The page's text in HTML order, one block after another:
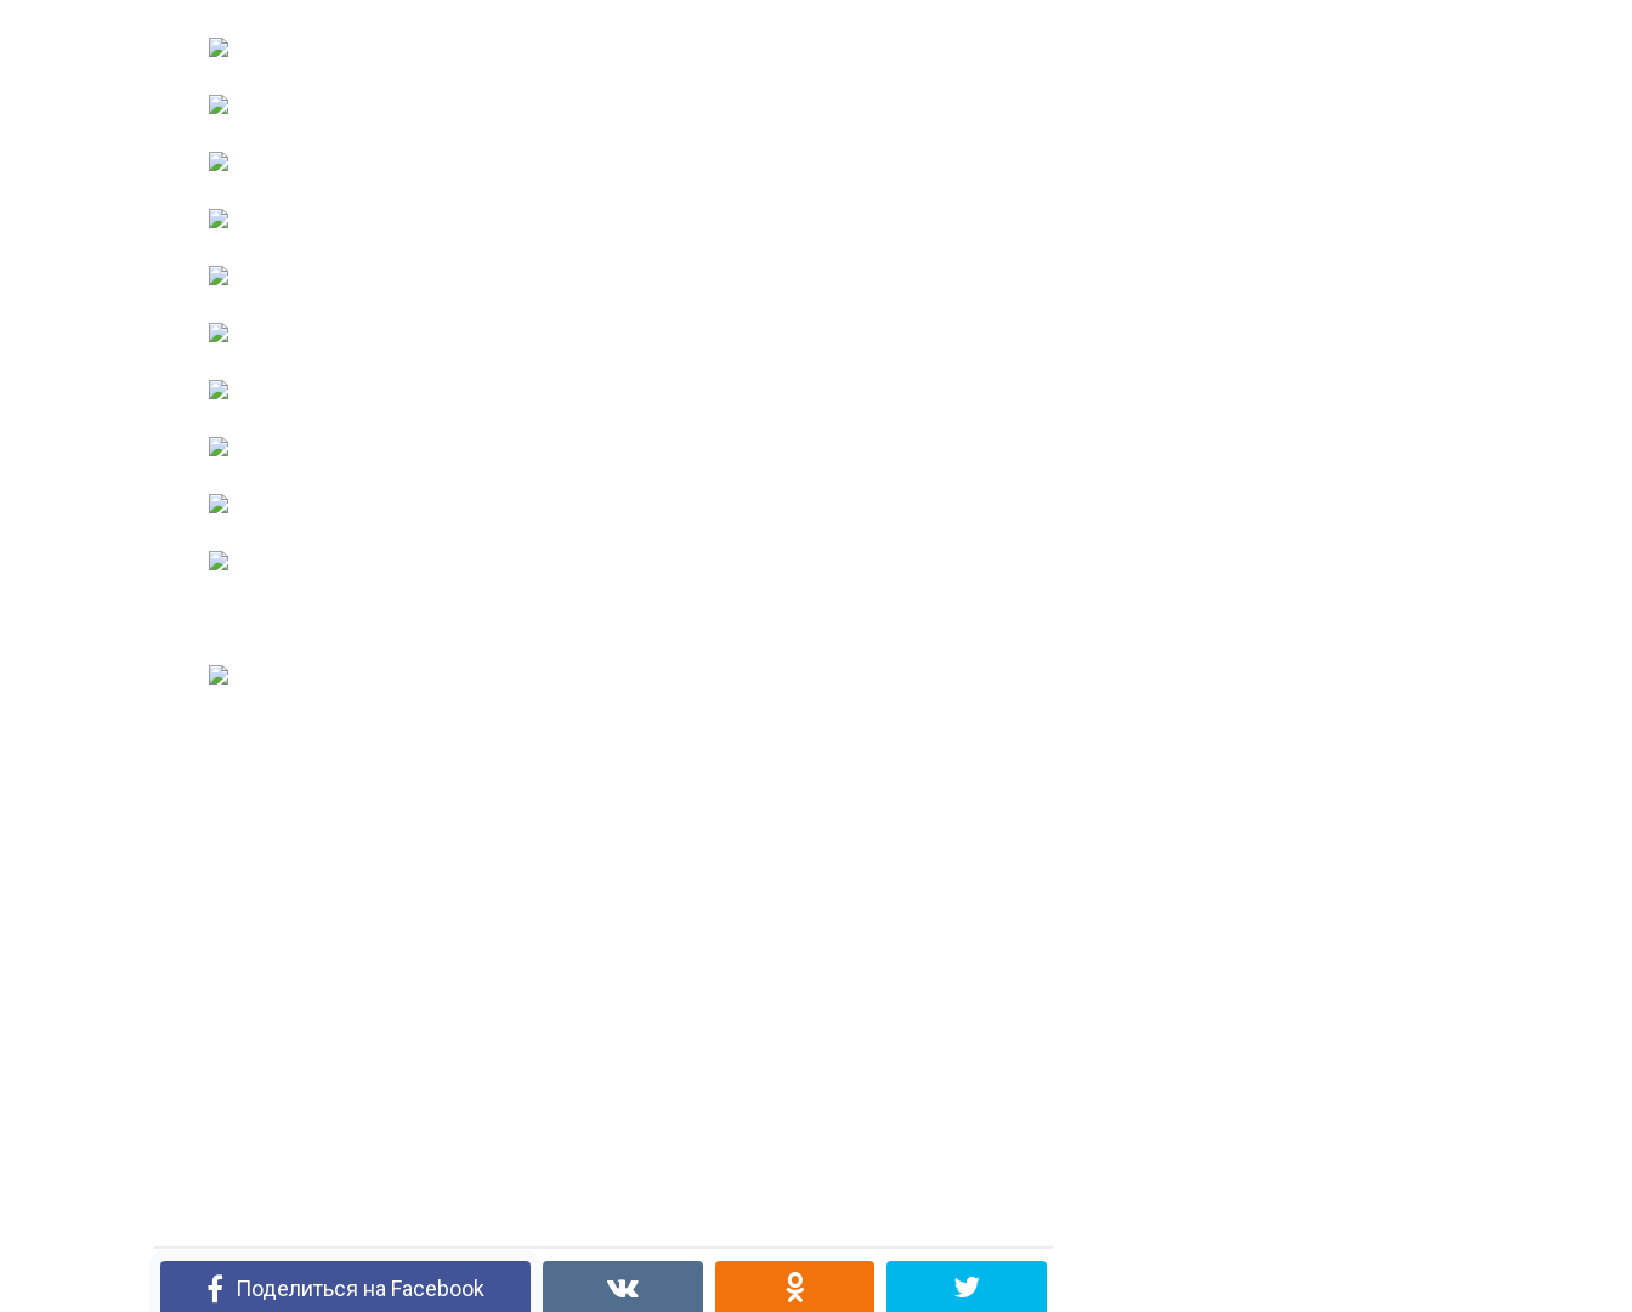
Поделиться на Facebook